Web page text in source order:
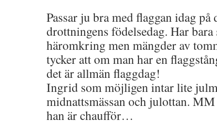
Passar ju bra med flaggan idag
drottningens födelsedag. Har
häromkring men mängder av
tycker att om man har en
det är allmän flaggdag!
Ingrid som möjligen intar lite
midnattsmässan och julottan.
han är chaufför…